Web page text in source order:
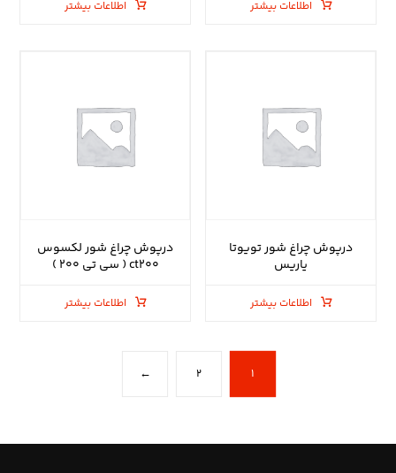
اطلاعات بیشتر اطلاعات بیشتر
درپوش چراغ شور تویوتا
یاریس
اطلاعات بیشتر
درپوش چراغ شور لکسوس
ct۲۰۰ ( سی تی ۲۰۰ )
اطلاعات بیشتر
۱ ۲ ←